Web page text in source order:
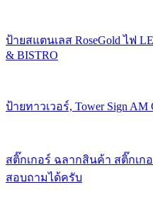
ป้ายสแตนเลส RoseGold ไฟ
& BISTRO
ป้ายทาวเวอร์, Tower Sign AM
สติ๊กเกอร์ ฉลากสินค้า สติ๊กเ
สอบถามได้ครับ